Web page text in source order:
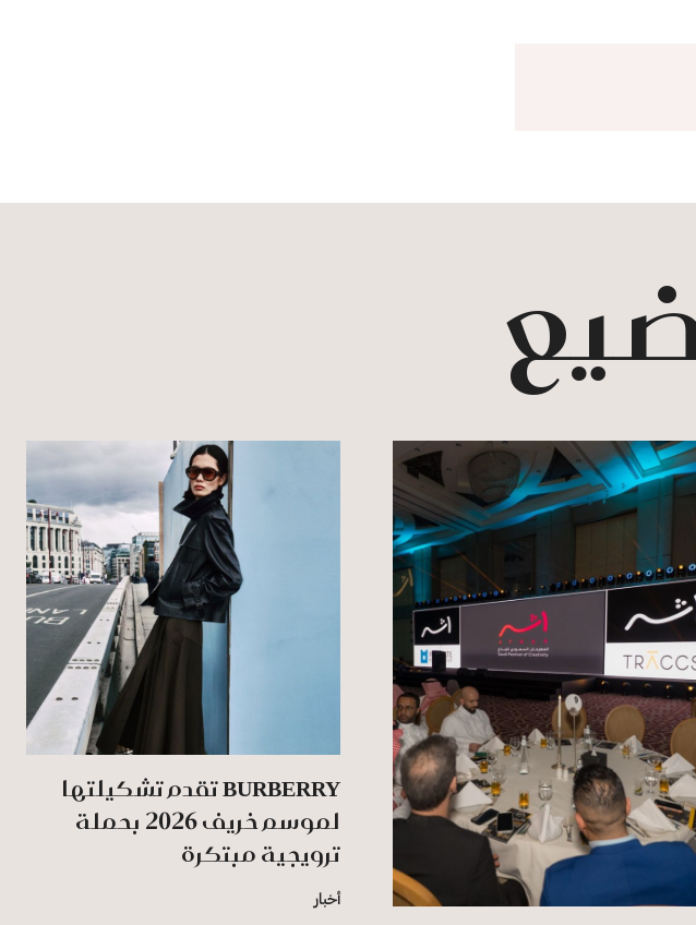
BURBERRY تقدم تشكيلتها
لموسم خريف 2026 بحملة
ترويجية مبتكرة
أخبار